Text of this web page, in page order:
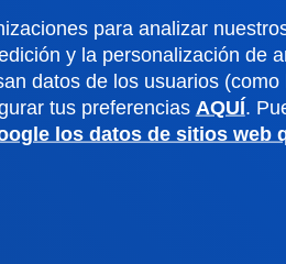
para analizar
y la personalización de
datos de los usuarios (como
tus preferencias AQUÍ.
los datos de sitios web
Deusto Agenda
Noticias
Redes Sociales
Revista Deusto